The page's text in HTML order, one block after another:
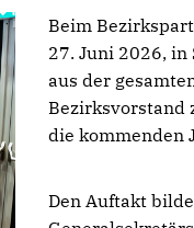
Beim
27. Juni 2026, in
aus der
Bezirksvorstand
die kommenden
Den Auftakt